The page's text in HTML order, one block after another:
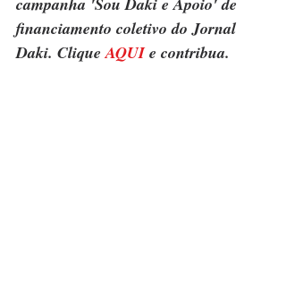
financiamento coletivo do Jornal
Daki. Clique AQUI e contribua.